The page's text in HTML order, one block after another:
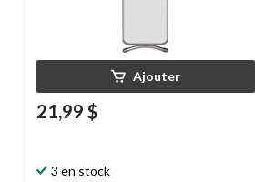
Ajouter
21,99 $
3 en stock